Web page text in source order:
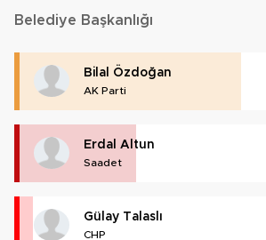
Belediye Başkanlığı
Bilal Özdoğan
AK Parti
Erdal Altun
Saadet
Gülay Talaslı
CHP